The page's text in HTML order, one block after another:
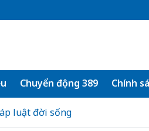
Chuyển động 389 Chính
luật đời sống